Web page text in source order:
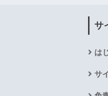
サ
は
サ